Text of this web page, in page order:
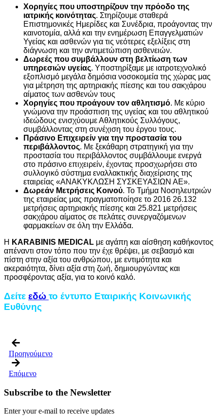
Χορηγίες που υποστηρίζουν την πρόοδο της
ιατρικής κοινότητας. Στηρίζουμε σταθερά
Επιστημονικές Ημερίδες και Συνέδρια, προάγοντας την
καινοτομία, αλλά και την ενημέρωση Επαγγελματιών
Υγείας και ασθενών για τις νεότερες εξελίξεις στη
διάγνωση και την αντιμετώπιση ασθενειών.
Δωρεές που συμβάλλουν στη βελτίωση των
υπηρεσιών υγείας. Υποστηρίξαμε με ιατροτεχνολικό
εξοπλισμό μεγάλα δημόσια νοσοκομεία της χώρας μας
για μέτρηση της αρτηριακής πίεσης και του σακχάρου
αίματος των ασθενών τους
Χορηγίες που προάγουν τον αθλητισμό. Με κύριο
γνώμονα την προάσπιση της υγείας και του αθλητικού
ιδεώδους ενισχύουμε Αθλητικούς Συλλόγους,
συμβάλλοντας στη συνέχιση του έργου τους.
Πράσινο Επιχειρείν για την προστασία του
περιβάλλοντος. Με ξεκάθαρη στρατηγική για την
προστασία του περιβάλλοντος συμβάλλουμε ενεργά
στο πράσινο επιχειρείν, έχοντας προσχωρήσει στο
συλλογικό σύστημα εναλλακτικής διαχείρισης της
εταιρείας «ΑΝΑΚΥΚΛΩΣΗ ΣΥΣΚΕΥΑΣΙΩΝ ΑΕ».
Δωρεάν Μετρήσεις Κοινού. Το Τμήμα Νοσηλευτριών
της εταιρείας μας πραγματοποίησε το 2016 26.132
μετρήσεις αρτηριακής πίεσης και 25.821 μετρήσεις
σακχάρου αίματος σε πελάτες συνεργαζόμενων
φαρμακείων σε όλη την Ελλάδα.
Η KARABINIS MEDICAL με αγάπη και αίσθηση καθήκοντος
απέναντι στον τόπο που την έχε θρέψει, με σεβασμό και
πίστη στην αξία του ανθρώπου, με εντιμότητα και
ακεραιότητα, δίνει αξία στη ζωή, δημιουργώντας και
προσφέροντας αξία, για το κοινό καλό.
Δείτε εδώ το έντυπο Εταιρικής Κοινωνικής
Ευθύνης
Προηγούμενο
Επόμενο
Subscribe to the Newsletter
Enter your e-mail to receive updates